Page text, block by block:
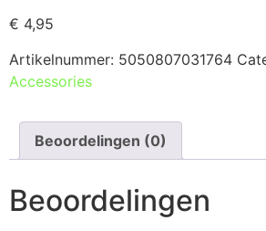
€ 4,95
Artikelnummer: 5050807031764
Accessories
Beoordelingen (0)
Beoordelingen